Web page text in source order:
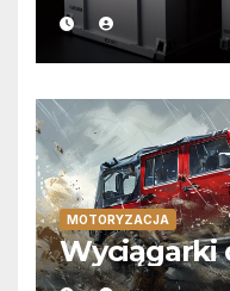
MOTORYZACJA
Wyciągarki